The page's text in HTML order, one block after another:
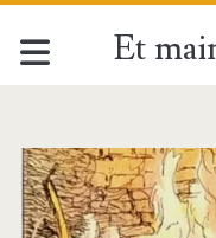
Et